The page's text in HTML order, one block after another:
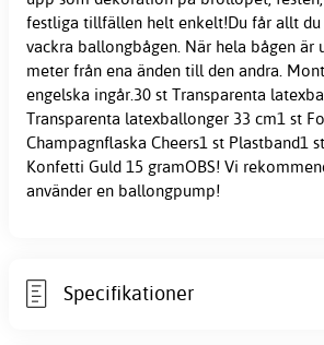
festliga tillfällen helt enkelt!Du får allt
vackra ballongbågen. När hela bågen är
meter från ena änden till den andra.
engelska ingår.30 st Transparenta
Transparenta latexballonger 33 cm1 st
Champagnflaska Cheers1 st Plastband1
Konfetti Guld 15 gramOBS! Vi
använder en ballongpump!
Specifikationer